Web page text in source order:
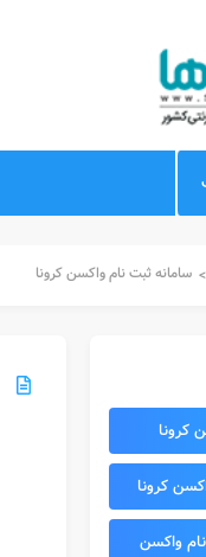
> سامانه ثبت نام واکسن کرونا
کرونا
کرونا
واکسن